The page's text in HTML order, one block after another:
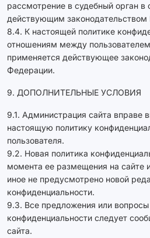
рассмотрение в судебный орган в
действующим
8.4. К настоящей политике
отношениям между
применяется действующее
Федерации.
9. ДОПОЛНИТЕЛЬНЫЕ УСЛОВИЯ
9.1. Администрация сайта вправе
настоящую политику
пользователя.
9.2. Новая политика
момента ее размещения на сайте
иное не предусмотрено новой
конфиденциальности.
9.3. Все предложения или
конфиденциальности следует
сайта.